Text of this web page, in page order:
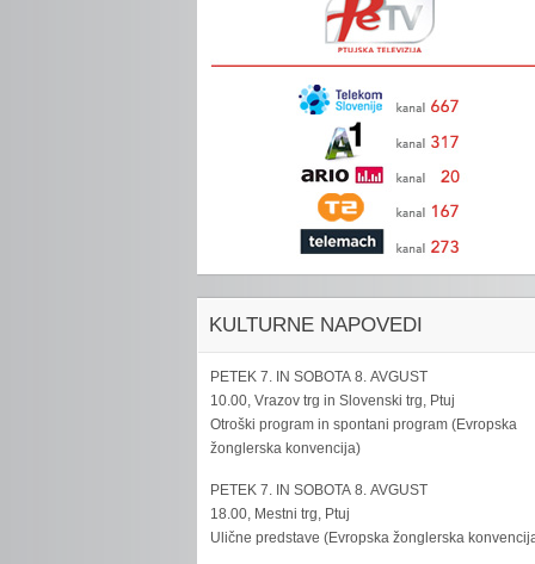
KULTURNE NAPOVEDI
PETEK 7. IN SOBOTA 8. AVGUST
10.00, Vrazov trg in Slovenski trg, Ptuj
Otroški program in spontani program (Evropska
žonglerska konvencija)
PETEK 7. IN SOBOTA 8. AVGUST
18.00, Mestni trg, Ptuj
Ulične predstave (Evropska žonglerska